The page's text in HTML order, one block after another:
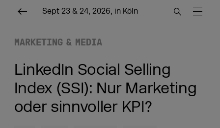
Sept 23 & 24, 2026, in Köln
MARKETING & MEDIA
LinkedIn Social Selling
Index (SSI): Nur Marketing
oder sinnvoller KPI?